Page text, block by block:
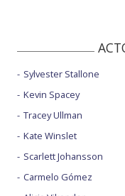
Sylvester Stallone
Kevin Spacey
Tracey Ullman
Kate Winslet
Scarlett Johansson
Carmelo Gómez